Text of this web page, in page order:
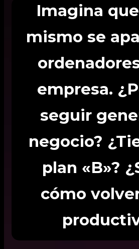
Imagina
mismo se
empresa.
seguir
negocio?
plan «B»?
cómo